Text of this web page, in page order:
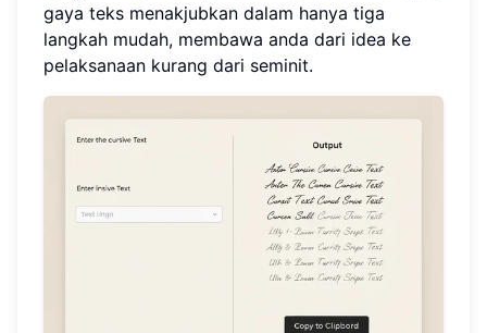
gaya teks menakjubkan dalam hanya tiga
langkah mudah, membawa anda dari idea ke
pelaksanaan kurang dari seminit.